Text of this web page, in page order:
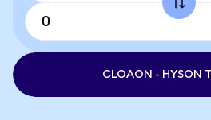
CLOAON - HYSON